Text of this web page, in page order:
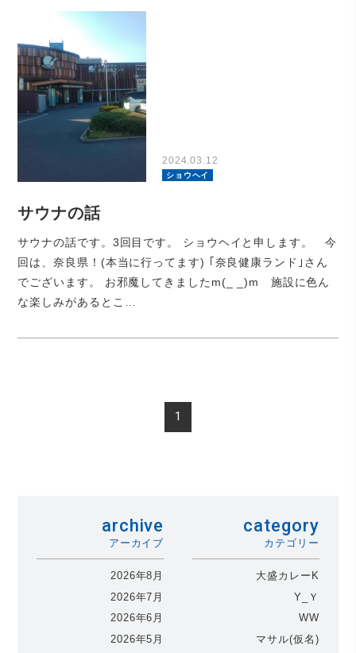
2024.03.12
ショウヘイ
サウナの話
サウナの話です。3回目です。 ショウヘイと申します。 今
回は、奈良県！(本当に行ってます) ｢奈良健康ランド｣さん
でございます。 お邪魔してきましたm(_ _)m 施設に色ん
な楽しみがあるとこ…
1
archive
アーカイブ
2026年8月
2026年7月
2026年6月
2026年5月
category
カテゴリー
大盛カレーK
Y_Ｙ
WW
マサル(仮名)